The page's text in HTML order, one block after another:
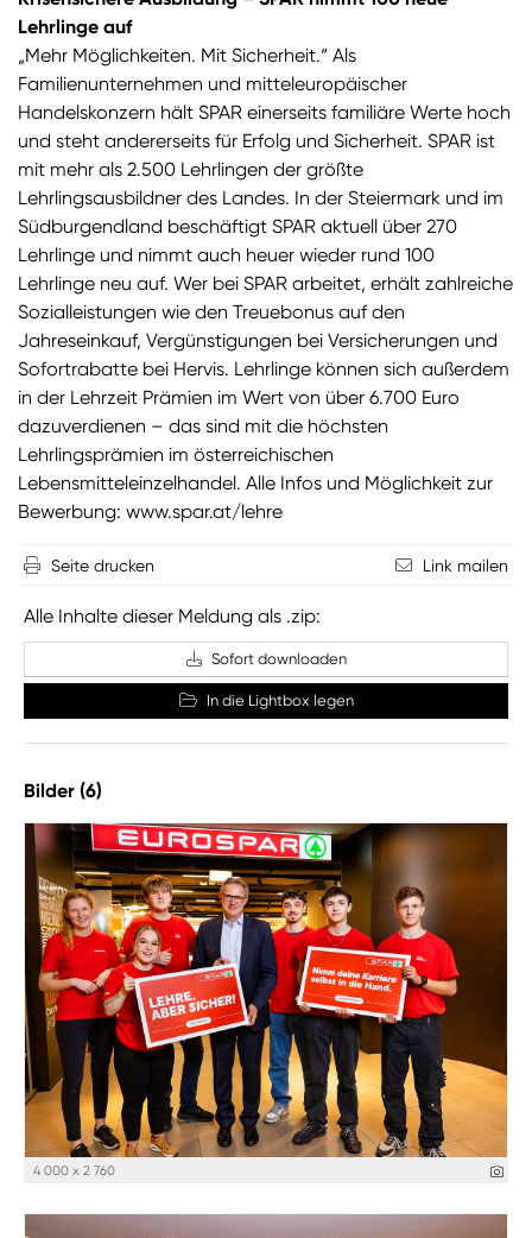
Lehrlinge auf
„Mehr Möglichkeiten. Mit Sicherheit.“ Als
Familienunternehmen und mitteleuropäischer
Handelskonzern hält SPAR einerseits familiäre Werte hoch
und steht andererseits für Erfolg und Sicherheit. SPAR ist
mit mehr als 2.500 Lehrlingen der größte
Lehrlingsausbildner des Landes. In der Steiermark und im
Südburgendland beschäftigt SPAR aktuell über 270
Lehrlinge und nimmt auch heuer wieder rund 100
Lehrlinge neu auf. Wer bei SPAR arbeitet, erhält zahlreiche
Sozialleistungen wie den Treuebonus auf den
Jahreseinkauf, Vergünstigungen bei Versicherungen und
Sofortrabatte bei Hervis. Lehrlinge können sich außerdem
in der Lehrzeit Prämien im Wert von über 6.700 Euro
dazuverdienen – das sind mit die höchsten
Lehrlingsprämien im österreichischen
Lebensmitteleinzelhandel. Alle Infos und Möglichkeit zur
Bewerbung: www.spar.at/lehre
Seite drucken Link mailen
Alle Inhalte dieser Meldung als .zip:
Sofort downloaden
In die Lightbox legen
Bilder (6)
4 000 x 2 760